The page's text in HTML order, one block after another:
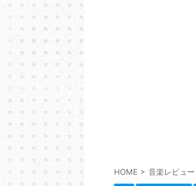
HOME > 音楽レビュー